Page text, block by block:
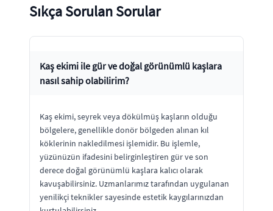
Sıkça Sorulan Sorular
Kaş ekimi ile gür ve doğal görünümlü kaşlara
nasıl sahip olabilirim?
Kaş ekimi, seyrek veya dökülmüş kaşların olduğu
bölgelere, genellikle donör bölgeden alınan kıl
köklerinin nakledilmesi işlemidir. Bu işlemle,
yüzünüzün ifadesini belirginleştiren gür ve son
derece doğal görünümlü kaşlara kalıcı olarak
kavuşabilirsiniz. Uzmanlarımız tarafından uygulanan
yenilikçi teknikler sayesinde estetik kaygılarınızdan